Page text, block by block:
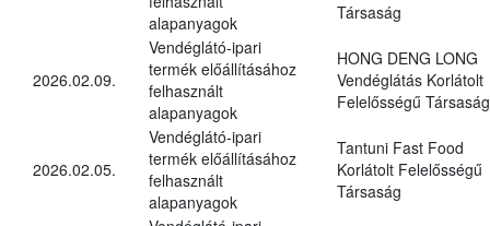
alapanyagok
Társaság
2026.02.09.
Vendéglátó-ipari
termék előállításához
felhasznált
alapanyagok
HONG DENG LONG
Vendéglátás Korlátolt
Felelősségű Társaság
2026.02.05.
Vendéglátó-ipari
termék előállításához
felhasznált
alapanyagok
Tantuni Fast Food
Korlátolt Felelősségű
Társaság